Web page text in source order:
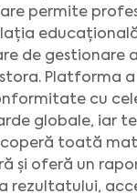
permite
de gestionare
Platforma
cu
globale, iar
toată
și oferă un
rezultatului,